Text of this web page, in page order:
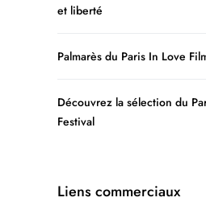
et liberté
Palmarès du Paris In Love
Découvrez la sélection du
Festival
Liens commerciaux